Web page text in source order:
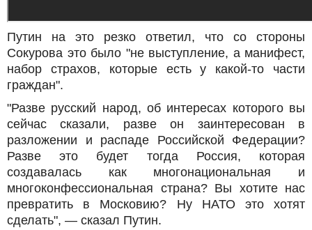
Путин на это резко ответил, что со стороны
Сокурова это было "не выступление, а манифест,
набор страхов, которые есть у какой-то части
граждан".
"Разве русский народ, об интересах которого вы
сейчас сказали, разве он заинтересован в
разложении и распаде Российской Федерации?
Разве это будет тогда Россия, которая
создавалась как многонациональная и
многоконфессиональная страна? Вы хотите нас
превратить в Московию? Ну НАТО это хотят
сделать", — сказал Путин.